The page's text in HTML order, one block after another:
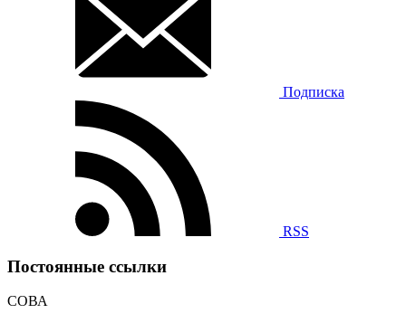
Подписка
RSS
Постоянные ссылки
СОВА